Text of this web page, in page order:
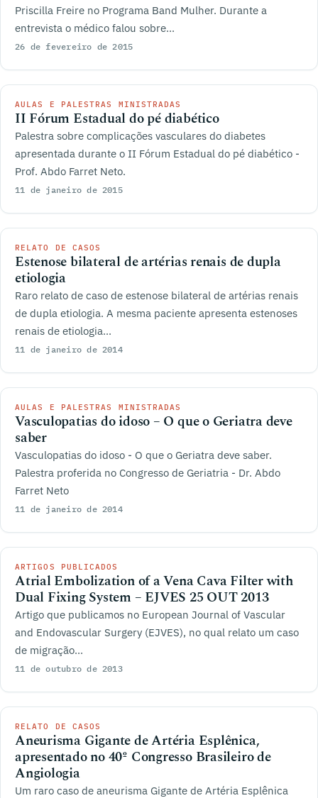
Priscilla Freire no Programa Band Mulher. Durante a
entrevista o médico falou sobre...
26 de fevereiro de 2015
AULAS E PALESTRAS MINISTRADAS
II Fórum Estadual do pé diabético
Palestra sobre complicações vasculares do diabetes
apresentada durante o II Fórum Estadual do pé diabético -
Prof. Abdo Farret Neto.
11 de janeiro de 2015
RELATO DE CASOS
Estenose bilateral de artérias renais de dupla
etiologia
Raro relato de caso de estenose bilateral de artérias renais
de dupla etiologia. A mesma paciente apresenta estenoses
renais de etiologia...
11 de janeiro de 2014
AULAS E PALESTRAS MINISTRADAS
Vasculopatias do idoso – O que o Geriatra deve
saber
Vasculopatias do idoso - O que o Geriatra deve saber.
Palestra proferida no Congresso de Geriatria - Dr. Abdo
Farret Neto
11 de janeiro de 2014
ARTIGOS PUBLICADOS
Atrial Embolization of a Vena Cava Filter with
Dual Fixing System – EJVES 25 OUT 2013
Artigo que publicamos no European Journal of Vascular
and Endovascular Surgery (EJVES), no qual relato um caso
de migração...
11 de outubro de 2013
RELATO DE CASOS
Aneurisma Gigante de Artéria Esplênica,
apresentado no 40º Congresso Brasileiro de
Angiologia
Um raro caso de aneurisma Gigante de Artéria Esplênica